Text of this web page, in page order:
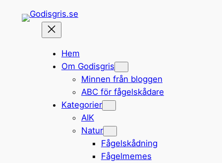
Hem
Om Godisgris
Minnen från bloggen
ABC för fågelskådare
Kategorier
AIK
Natur
Fågelskådning
Fågelmemes